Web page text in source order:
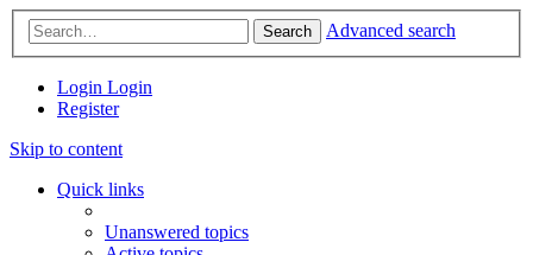
Search Advanced search
Login Login
Register
Skip to content
Quick links
Unanswered topics